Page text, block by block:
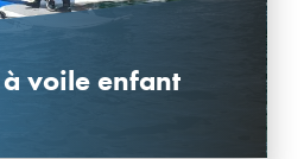
voile enfant